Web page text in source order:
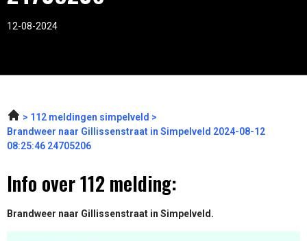
12-08-2024
112 meldingen simpelveld
Brandweer naar Gillissenstraat in Simpelveld 2024-08-12
08:25:46 24705206
Info over 112 melding:
Brandweer naar Gillissenstraat in Simpelveld.